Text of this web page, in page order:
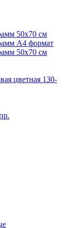
50х70 см
A4 формат
50х70 см
цветная 130-